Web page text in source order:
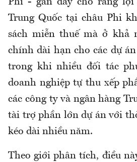
Phi - gần đây cho rằng
Trung Quốc tại châu Phi
sách miễn thuế mà ở khả
chính dài hạn cho các dự
trong khi nhiều đối tác
doanh nghiệp tự thu xếp
các công ty và ngân hàng
tài trợ phần lớn dự án với
kéo dài nhiều năm.
Theo giới phân tích, điều